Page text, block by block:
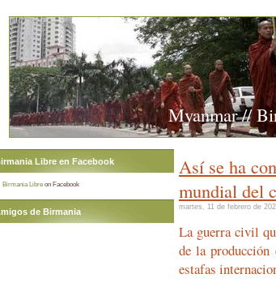
Myanmar //
Así se ha
mundial del
martes, 11 de febrero de
La guerra civil
de la
estafas
Libre en Facebook
Birmania Libre on Facebook
de Birmania